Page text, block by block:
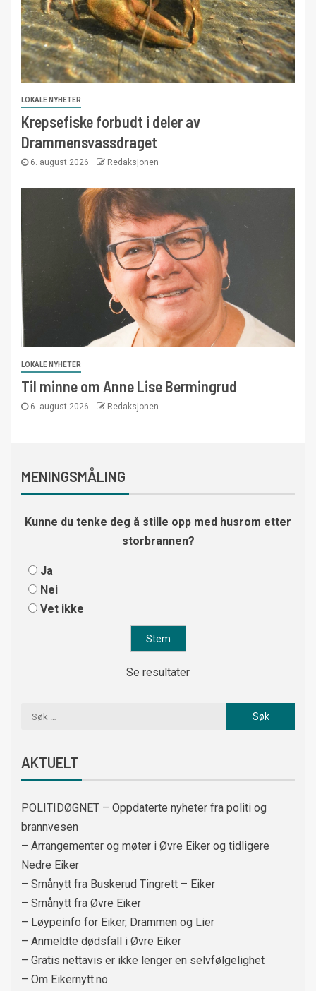
LOKALE NYHETER
Krepsefiske forbudt i deler av
Drammensvassdraget
6. august 2026 Redaksjonen
LOKALE NYHETER
Til minne om Anne Lise Bermingrud
6. august 2026 Redaksjonen
MENINGSMÅLING
Kunne du tenke deg å stille opp med husrom etter
storbrannen?
Ja
Nei
Vet ikke
Se resultater
AKTUELT
POLITIDØGNET – Oppdaterte nyheter fra politi og
brannvesen
– Arrangementer og møter i Øvre Eiker og tidligere
Nedre Eiker
– Smånytt fra Buskerud Tingrett – Eiker
– Smånytt fra Øvre Eiker
– Løypeinfo for Eiker, Drammen og Lier
– Anmeldte dødsfall i Øvre Eiker
– Gratis nettavis er ikke lenger en selvfølgelighet
– Om Eikernytt.no